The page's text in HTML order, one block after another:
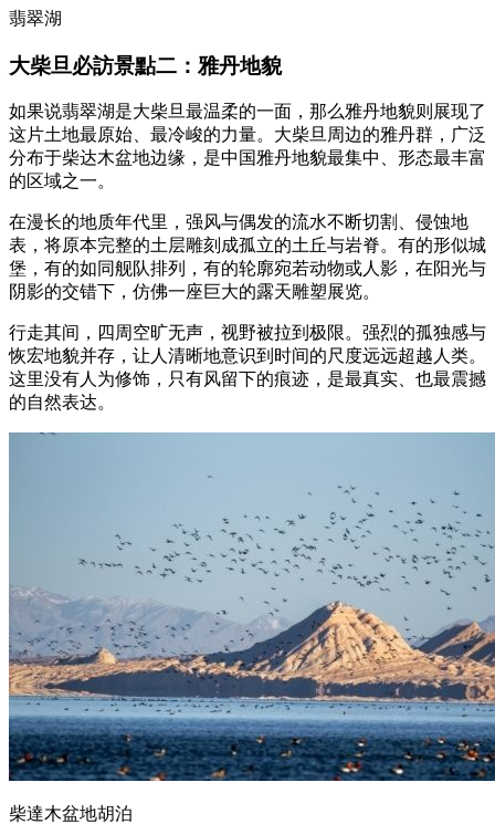
翡翠湖
大柴旦必訪景點二：雅丹地貌
如果说翡翠湖是大柴旦最温柔的一面，那么雅丹地貌则展现了
这片土地最原始、最冷峻的力量。大柴旦周边的雅丹群，广泛
分布于柴达木盆地边缘，是中国雅丹地貌最集中、形态最丰富
的区域之一。
在漫长的地质年代里，强风与偶发的流水不断切割、侵蚀地
表，将原本完整的土层雕刻成孤立的土丘与岩脊。有的形似城
堡，有的如同舰队排列，有的轮廓宛若动物或人影，在阳光与
阴影的交错下，仿佛一座巨大的露天雕塑展览。
行走其间，四周空旷无声，视野被拉到极限。强烈的孤独感与
恢宏地貌并存，让人清晰地意识到时间的尺度远远超越人类。
这里没有人为修饰，只有风留下的痕迹，是最真实、也最震撼
的自然表达。
柴達木盆地胡泊